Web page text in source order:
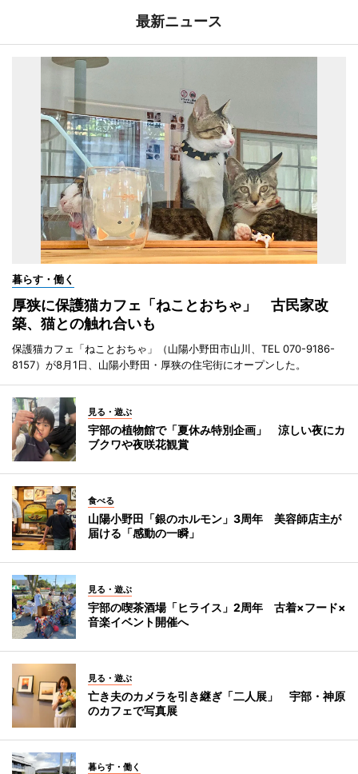
最新ニュース
暮らす・働く
厚狭に保護猫カフェ「ねことおちゃ」 古民家改
築、猫との触れ合いも
保護猫カフェ「ねことおちゃ」（山陽小野田市山川、TEL 070-9186-
8157）が8月1日、山陽小野田・厚狭の住宅街にオープンした。
見る・遊ぶ
宇部の植物館で「夏休み特別企画」 涼しい夜にカ
ブクワや夜咲花観賞
食べる
山陽小野田「銀のホルモン」3周年 美容師店主が
届ける「感動の一瞬」
見る・遊ぶ
宇部の喫茶酒場「ヒライス」2周年 古着×フード×
音楽イベント開催へ
見る・遊ぶ
亡き夫のカメラを引き継ぎ「二人展」 宇部・神原
のカフェで写真展
暮らす・働く